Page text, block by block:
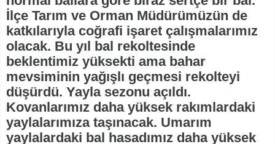
İlçe Tarım ve Orman Müdürümüzün de
katkılarıyla coğrafi işaret çalışmalarımız
olacak. Bu yıl bal rekoltesinde
beklentimiz yüksekti ama bahar
mevsiminin yağışlı geçmesi rekolteyi
düşürdü. Yayla sezonu açıldı.
Kovanlarımız daha yüksek rakımlardaki
yaylalarımıza taşınacak. Umarım
yaylalardaki bal hasadımız daha yüksek